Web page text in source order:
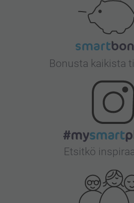
Bonusta kaikista
Etsitkö